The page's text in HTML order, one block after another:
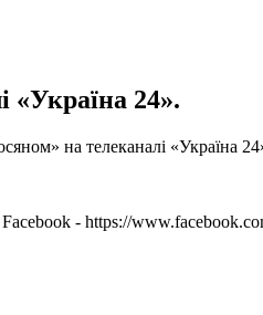
«Україна 24».
на телеканалі «Україна
- https://